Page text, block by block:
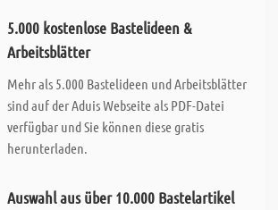
5.000 kostenlose Bastelideen &
Arbeitsblätter
Mehr als 5.000 Bastelideen und Arbeitsblätter
sind auf der Aduis Webseite als PDF-Datei
verfügbar und Sie können diese gratis
herunterladen.
Auswahl aus über 10.000 Bastelartikel